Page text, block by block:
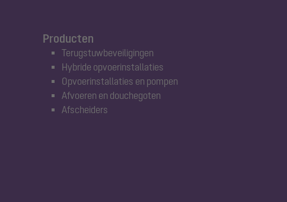
Producten
Terugstuwbeveiligingen
Hybride opvoerinstallaties
Opvoerinstallaties en pompen
Afvoeren en douchegoten
Afscheiders